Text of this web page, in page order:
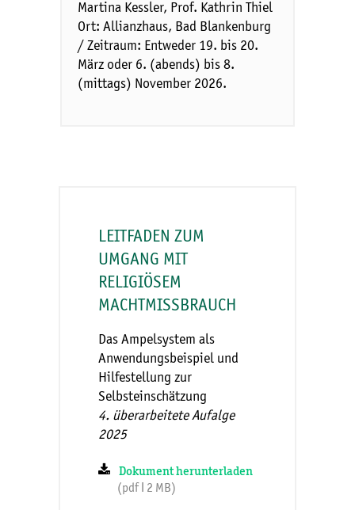
Martina Kessler, Prof. Kathrin Thiel
Ort: Allianzhaus, Bad Blankenburg
/ Zeitraum: Entweder 19. bis 20.
März oder 6. (abends) bis 8.
(mittags) November 2026.
LEITFADEN ZUM
UMGANG MIT
RELIGIÖSEM
MACHTMISSBRAUCH
Das Ampelsystem als
Anwendungsbeispiel und
Hilfestellung zur
Selbsteinschätzung
4. überarbeitete Aufalge
2025
Dokument herunterladen
(pdf ǀ 2 MB)